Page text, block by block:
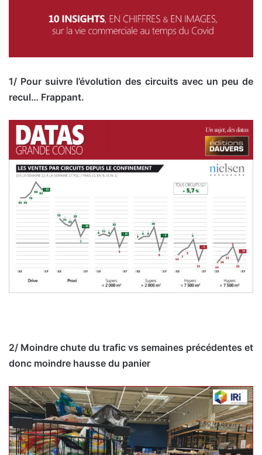
1/ Pour suivre l’évolution des circuits avec un peu de
recul… Frappant.
2/ Moindre chute du trafic vs semaines précédentes et
donc moindre hausse du panier